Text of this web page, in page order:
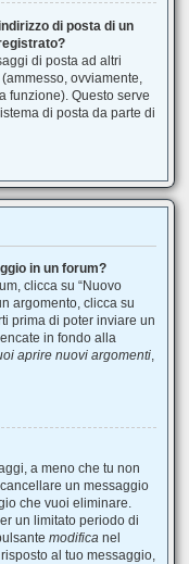
di posta di un
di posta ad altri
ovviamente,
funzione). Questo serve
di posta da parte di
in un forum?
clicca su “Nuovo
argomento, clicca su
prima di poter inviare un
in fondo alla
aprire nuovi argomenti,
a meno che tu non
un messaggio
che vuoi eliminare.
un limitato periodo di
modifica nel
al tuo messaggio,